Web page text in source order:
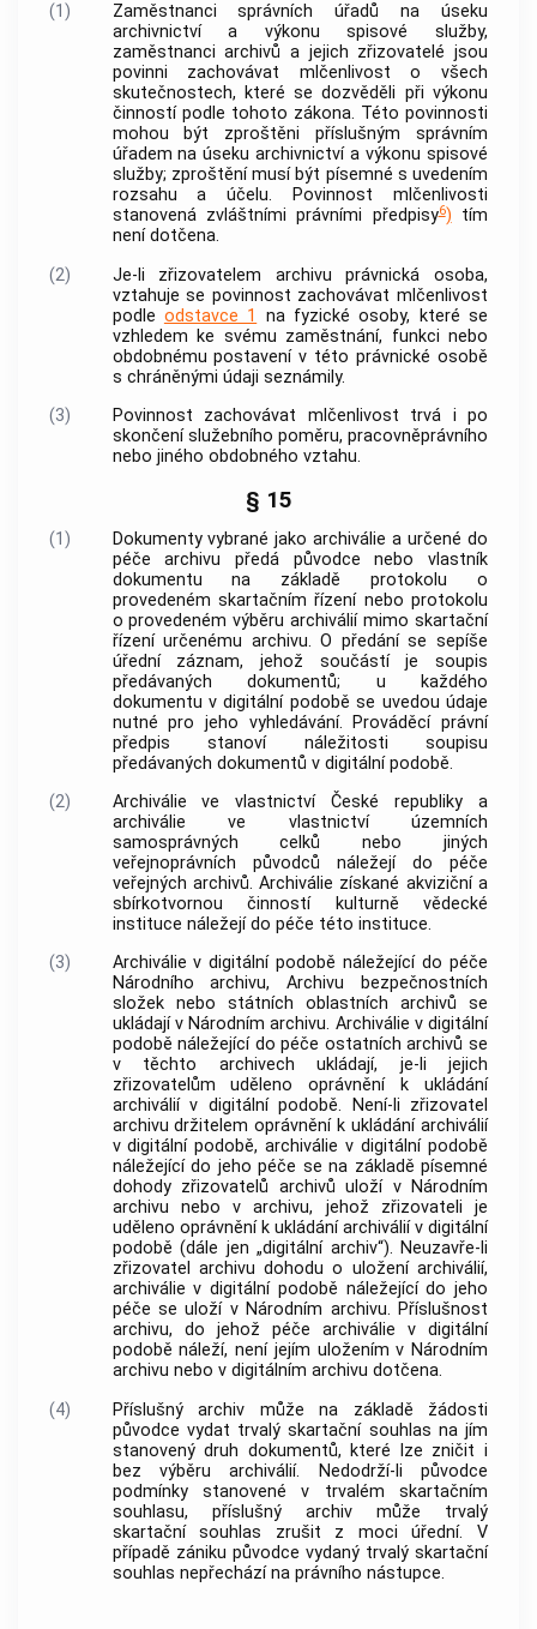
(1) Zaměstnanci správních úřadů na úseku
archivnictvía výkonu spisové služby,
zaměstnanci archivů a jejich zřizovatelé jsou
povinni zachovávat mlčenlivost o všech
skutečnostech, které se dozvěděli při výkonu
činností podle tohoto zákona. Této povinnosti
mohou být zproštěni příslušným správním
úřadem na úsekuarchivnictvíavýkonu spisové
služby; zproštění musí být písemné s uvedením
rozsahu a účelu. Povinnost mlčenlivosti
stanovená zvláštními právními předpisy6) tím
není dotčena.
(2)
Je-li zřizovatelem archivu právnická osoba,
vztahuje se povinnost zachovávat mlčenlivost
podle odstavce 1
na fyzické osoby, které se
vzhledem ke svému zaměstnání, funkci nebo
obdobnému postavení v této právnické osobě
s chráněnými údaji seznámily.
(3)
Povinnost zachovávat mlčenlivost trvá i po
skončení služebního poměru, pracovněprávního
nebo jiného obdobného vztahu.
§ 15
(1) Dokumentyvybrané jakoarchiválie a určené do
péčearchivu předá původce nebo vlastník
dokumentu na základě protokolu o
provedeném skartačním řízení nebo protokolu
o provedenémvýběru archiváliímimo skartační
řízení určenému archivu. O předání se sepíše
úřední záznam, jehož součástí je soupis
předávaných dokumentů; u každého
dokumentu v digitální podobě se uvedou údaje
nutné pro jeho vyhledávání. Prováděcí právní
předpis stanoví náležitosti soupisu
předávaných dokumentů v digitální podobě.
(2)
Archiválie ve vlastnictví České republiky a
archiválie ve vlastnictví územních
samosprávných celků nebo jiných
veřejnoprávních původců náležejí do péče
veřejných archivů.Archiválie získané akviziční a
sbírkotvornou činností kulturně vědecké
instituce náležejí do péče této instituce.
(3)
Archiválie v digitální podobě náležející do péče
Národního archivu,Archivu bezpečnostních
složek nebo státních oblastních archivů se
ukládají v Národním archivu. Archiválie v digitální
podobě náležející do péče ostatnícharchivů se
v těchto archivech ukládají, je-li jejich
zřizovatelům uděleno oprávnění k ukládání
archiváliív digitální podobě. Není-li zřizovatel
archivu držitelem oprávnění k ukládání archiválií
v digitální podobě,archiválie v digitální podobě
náležející do jeho péče se na základě písemné
dohody zřizovatelů archivů uloží v Národním
archivu nebo varchivu, jehož zřizovateli je
uděleno oprávnění k ukládání archiváliív digitální
podobě (dále jen „digitální archiv“). Neuzavře-li
zřizovatel archivu dohodu o uloženíarchiválií,
archiválie v digitální podobě náležející do jeho
péče se uloží vNárodním archivu. Příslušnost
archivu, do jehož péče archiválie v digitální
podobě náleží, není jejím uložením v Národním
archivu nebo v digitálním archivu dotčena.
(4)
Příslušný archiv může na základě žádosti
původce vydat trvalý skartační souhlas na jím
stanovený druh dokumentů, které lze zničit i
bez výběru archiválií. Nedodrží-li původce
podmínky stanovené v trvalém skartačním
souhlasu, příslušný archivmůže trvalý
skartační souhlas zrušit z moci úřední. V
případě zániku původce vydaný trvalý skartační
souhlas nepřechází na právního nástupce.